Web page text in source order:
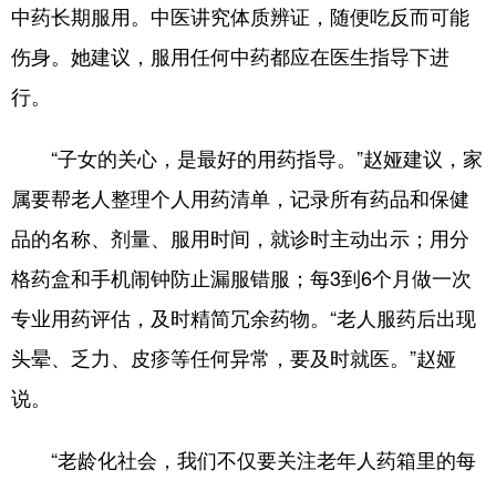
中药长期服用。中医讲究体质辨证，随便吃反而可能
伤身。她建议，服用任何中药都应在医生指导下进
行。
“子女的关心，是最好的用药指导。”赵娅建议，家
属要帮老人整理个人用药清单，记录所有药品和保健
品的名称、剂量、服用时间，就诊时主动出示；用分
格药盒和手机闹钟防止漏服错服；每3到6个月做一次
专业用药评估，及时精简冗余药物。“老人服药后出现
头晕、乏力、皮疹等任何异常，要及时就医。”赵娅
说。
“老龄化社会，我们不仅要关注老年人药箱里的每